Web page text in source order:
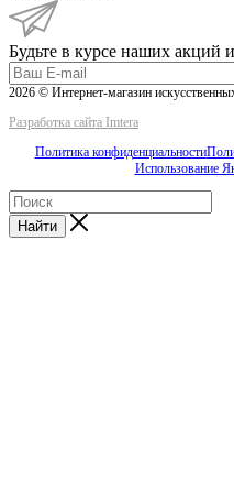
Будьте в курсе наших акций
2026 © Интернет-магазин
Разработка сайта Imtera
Политика конфиденциальности
Использование
Найти